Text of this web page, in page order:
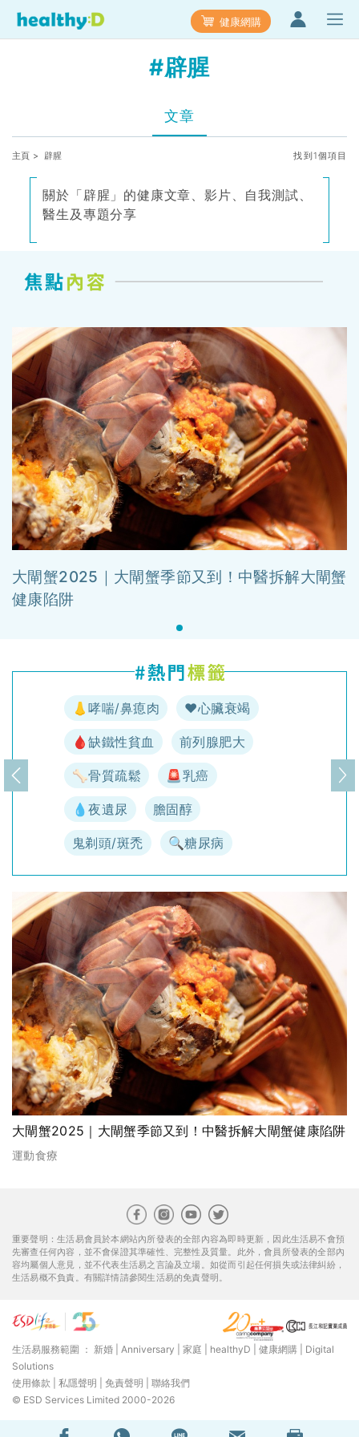
健康網購
#辟腥
文章
主頁 > 辟腥 找到1個項目
關於「辟腥」的健康文章、影片、自我測試、
醫生及專題分享
大閘蟹2025｜大閘蟹季節又到！中醫拆解大閘蟹
健康陷阱
👃哮喘/鼻瘜肉 ♥️心臟衰竭
🩸缺鐵性貧血 前列腺肥大
🦴骨質疏鬆 🚨乳癌
💧夜遺尿 膽固醇
鬼剃頭/斑禿 🔍糖尿病
上一頁 下
大閘蟹2025｜大閘蟹季節又到！中醫拆解大閘蟹健康陷阱
運動食療
重要聲明：生活易會員於本網站內所發表的全部內容為即時更新，因此生活易不會預
先審查任何內容，並不會保證其準確性、完整性及質量。此外，會員所發表的全部內
容均屬個人意見，並不代表生活易之言論及立場。如從而引起任何損失或法律糾紛，
生活易概不負責。有關詳情請參閱生活易的免責聲明。
生活易服務範圍 ： 新婚 Anniversary 家庭 healthyD 健康網購
Digital
Solutions
使用條款
私隱聲明 免責聲明
聯絡我們
© ESD Services Limited 2000-2026